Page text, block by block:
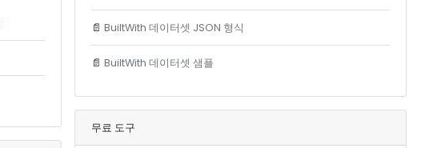
📄 BuiltWith 데이터셋 JSON 형식
📄 BuiltWith 데이터셋 샘플
무료 도구